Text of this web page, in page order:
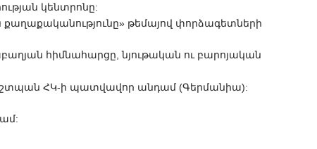
կենտրոնը:
թեմայով փորձագետների
հիմնահարցը, նյութական ու բարոյական
ՀԿ-ի պատվավոր անդամ (Գերմանիա):